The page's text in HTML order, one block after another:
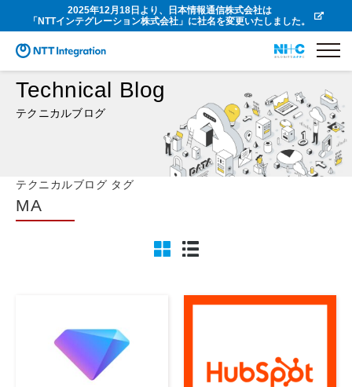
2025年12月18日より、日本情報通信株式会社は
「NTTインテグレーション株式会社」に社名を変更いたしました。
Technical Blog
テクニカルブログ
テクニカルブログ タグ
MA